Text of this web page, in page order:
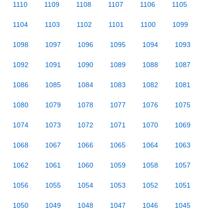
1110 1109 1108 1107 1106 1105
1104 1103 1102 1101 1100 1099
1098 1097 1096 1095 1094 1093
1092 1091 1090 1089 1088 1087
1086 1085 1084 1083 1082 1081
1080 1079 1078 1077 1076 1075
1074 1073 1072 1071 1070 1069
1068 1067 1066 1065 1064 1063
1062 1061 1060 1059 1058 1057
1056 1055 1054 1053 1052 1051
1050 1049 1048 1047 1046 1045